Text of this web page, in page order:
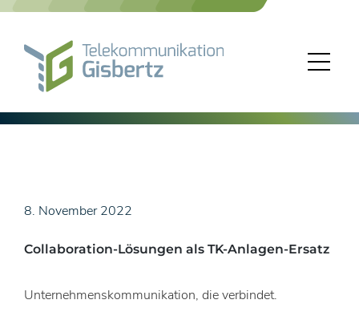
Skip
8. November 2022
Collaboration-Lösungen als TK-Anlagen-Ersatz
Unternehmenskommunikation, die verbindet.